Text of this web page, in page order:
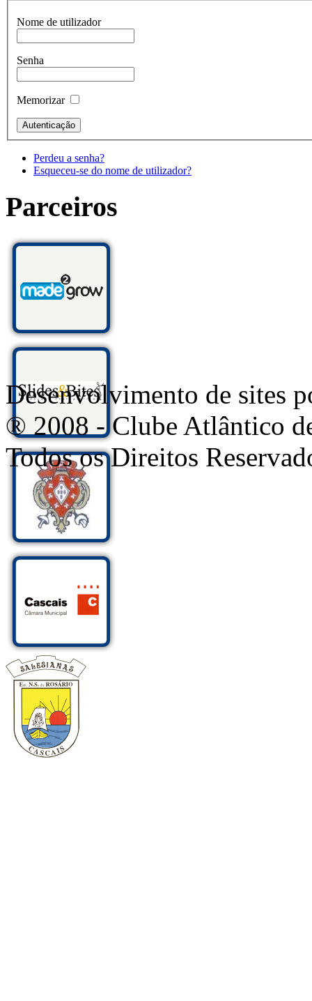
Nome de utilizador
Senha
Memorizar
Perdeu a senha?
Esqueceu-se do nome de utilizador?
Parceiros
Desenvolvimento de sites
® 2008 - Clube Atlântico
Todos os Direitos